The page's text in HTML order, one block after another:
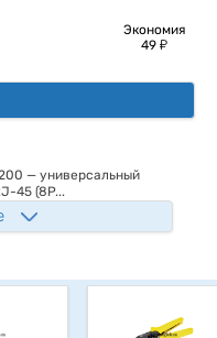
Экономия
49у
— универсальный
45 (8P...